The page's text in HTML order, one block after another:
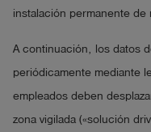
instalación permanente de
A continuación, los datos
periódicamente mediante
empleados deben
zona vigilada («solución